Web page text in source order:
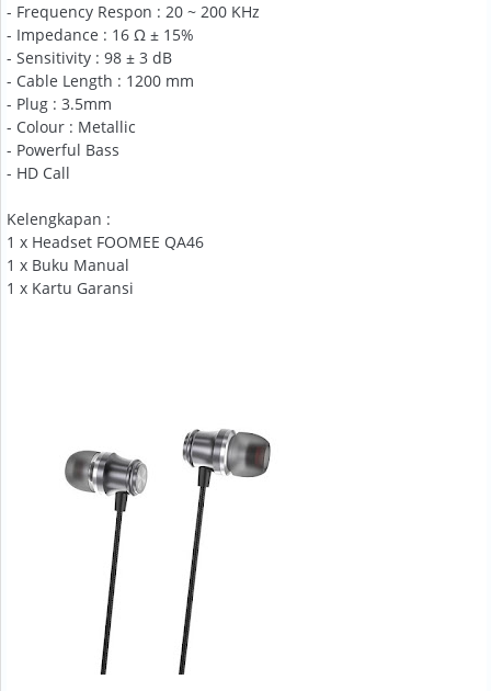
- Frequency Respon : 20 ~ 200 KHz
- Impedance : 16 Ω ± 15%
- Sensitivity : 98 ± 3 dB
- Cable Length : 1200 mm
- Plug : 3.5mm
- Colour : Metallic
- Powerful Bass
- HD Call
Kelengkapan :
1 x Headset FOOMEE QA46
1 x Buku Manual
1 x Kartu Garansi